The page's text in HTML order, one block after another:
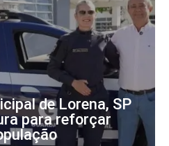
de Lorena, SP
para reforçar